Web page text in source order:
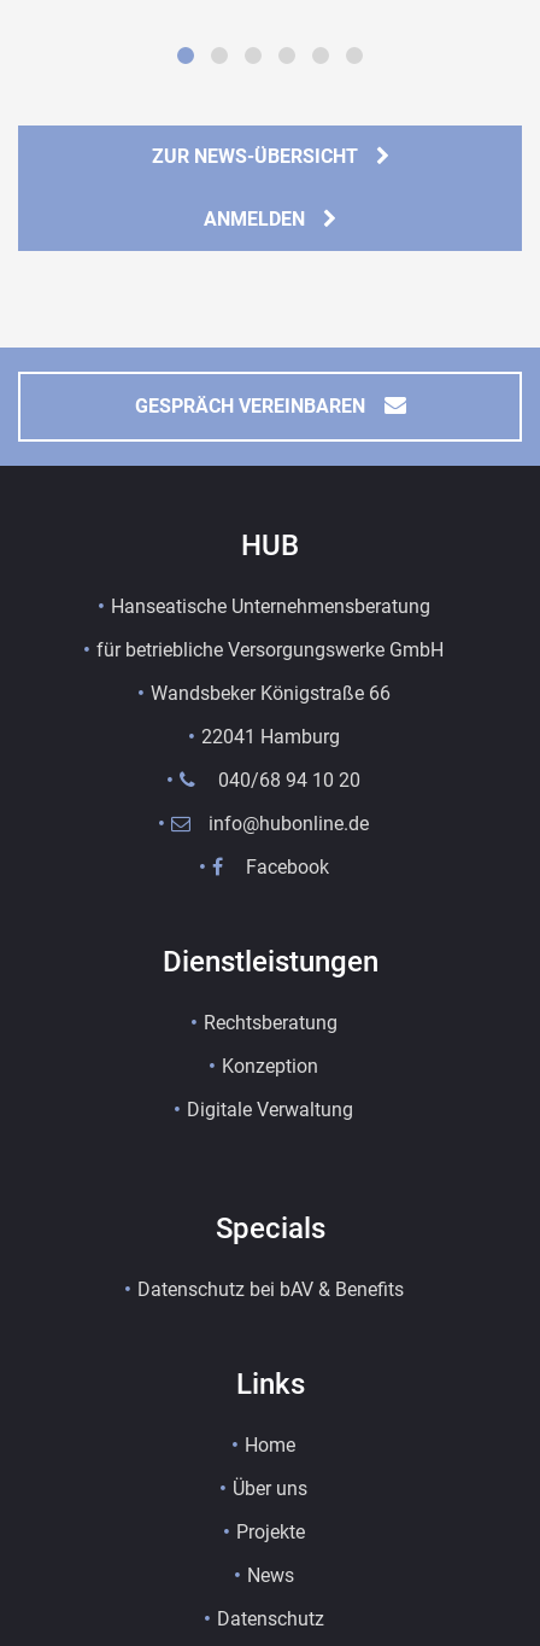
ZUR NEWS-ÜBERSICHT
ANMELDEN
GESPRÄCH VEREINBAREN
HUB
Hanseatische Unternehmensberatung
für betriebliche Versorgungswerke GmbH
Wandsbeker Königstraße 66
22041 Hamburg
040/68 94 10 20
info@hubonline.de
Facebook
Dienstleistungen
Rechtsberatung
Konzeption
Digitale Verwaltung
Specials
Datenschutz bei bAV & Benefits
Links
Home
Über uns
Projekte
News
Datenschutz